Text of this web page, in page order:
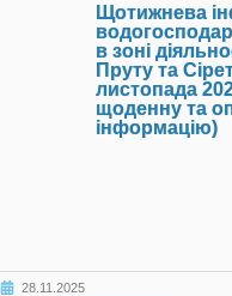
Щотижнева
в зоні
Пруту та
листопада
щоденну та
інформацію)
28.11.2025